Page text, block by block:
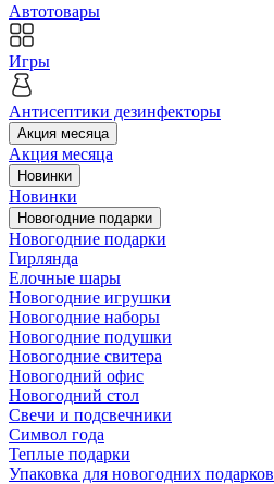
Автотовары
Игры
Антисептики дезинфекторы
Акция месяца
Акция месяца
Новинки
Новинки
Новогодние подарки
Новогодние подарки
Гирлянда
Елочные шары
Новогодние игрушки
Новогодние наборы
Новогодние подушки
Новогодние свитера
Новогодний офис
Новогодний стол
Свечи и подсвечники
Символ года
Теплые подарки
Упаковка для новогодних подарков